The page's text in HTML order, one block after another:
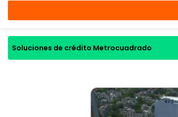
Soluciones de crédito Metrocuadrado